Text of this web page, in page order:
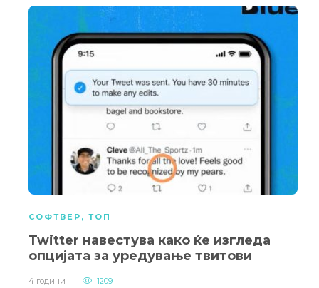
СОФТВЕР , ТОП
Twitter навестува како ќе изгледа
опцијата за уредување твитови
4 години 1209